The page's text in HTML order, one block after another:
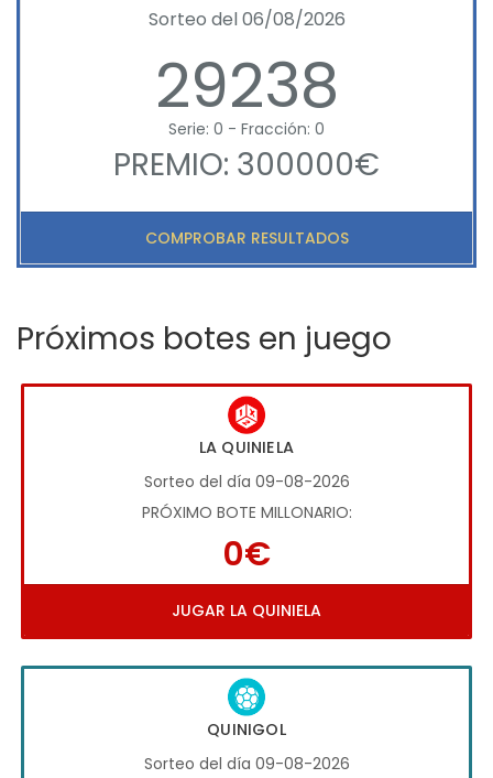
Sorteo del 06/08/2026
29238
Serie: 0 - Fracción: 0
PREMIO: 300000€
COMPROBAR RESULTADOS
Próximos botes en juego
LA QUINIELA
Sorteo del día 09-08-2026
PRÓXIMO BOTE MILLONARIO:
0€
JUGAR LA QUINIELA
QUINIGOL
Sorteo del día 09-08-2026